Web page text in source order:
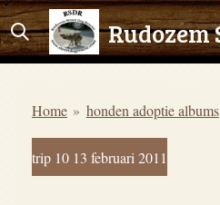
Ga
direct
hoofdinhoud
Home » honden adoptie albums
trip 10 13 februari 2011